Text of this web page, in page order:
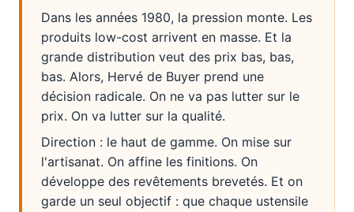
Dans les années 1980, la pression monte. Les
produits low-cost arrivent en masse. Et la
grande distribution veut des prix bas, bas,
bas. Alors, Hervé de Buyer prend une
décision radicale. On ne va pas lutter sur le
prix. On va lutter sur la qualité.
Direction : le haut de gamme. On mise sur
l'artisanat. On affine les finitions. On
développe des revêtements brevetés. Et on
garde un seul objectif : que chaque ustensile